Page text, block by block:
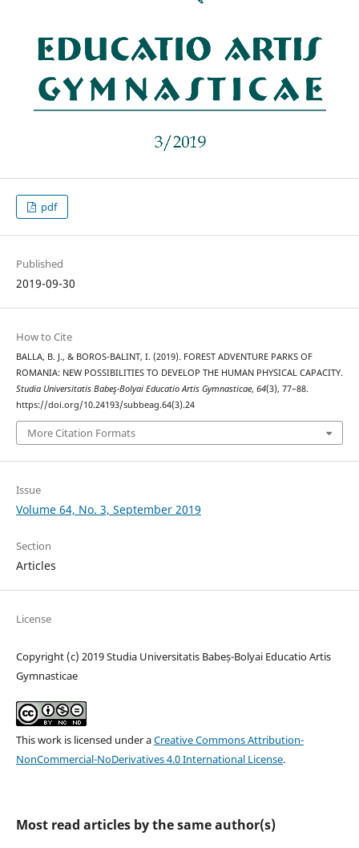
pdf
Published
2019-09-30
How to Cite
BALLA, B. J., & BOROS-BALINT, I. (2019). FOREST ADVENTURE PARKS OF
ROMANIA: NEW POSSIBILITIES TO DEVELOP THE HUMAN PHYSICAL CAPACITY.
Studia Universitatis Babeş-Bolyai Educatio Artis Gymnasticae, 64(3), 77–88.
https://doi.org/10.24193/subbeag.64(3).24
More Citation Formats
Issue
Volume 64, No. 3, September 2019
Section
Articles
License
Copyright (c) 2019 Studia Universitatis Babeș-Bolyai Educatio Artis
Gymnasticae
This work is licensed under aCreative Commons Attribution-
NonCommercial-NoDerivatives 4.0 International License.
Most read articles by the same author(s)